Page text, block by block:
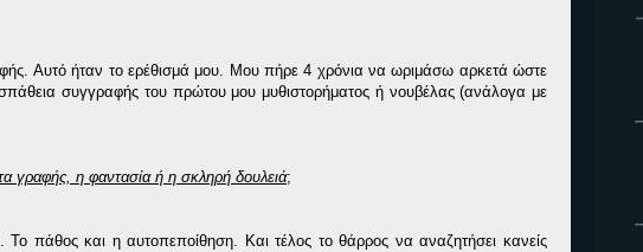
Αυτό ήταν το ερέθισμά μου. Μου πήρε 4 χρόνια να ωριμάσω αρκετά ώστε
συγγραφής του πρώτου μου μυθιστορήματος ή νουβέλας (ανάλογα με
γραφής, η φαντασία ή η σκληρή δουλειά;
πάθος και η αυτοπεποίθηση. Και τέλος το θάρρος να αναζητήσει κανείς